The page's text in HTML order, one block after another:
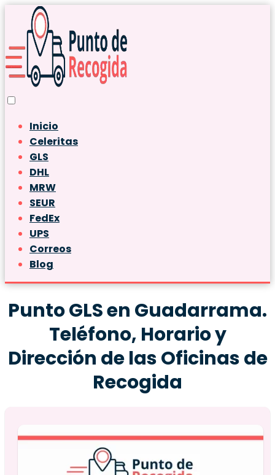
Inicio
Celeritas
GLS
DHL
MRW
SEUR
FedEx
UPS
Correos
Blog
Punto GLS en Guadarrama.
Teléfono, Horario y
Dirección de las Oficinas de
Recogida